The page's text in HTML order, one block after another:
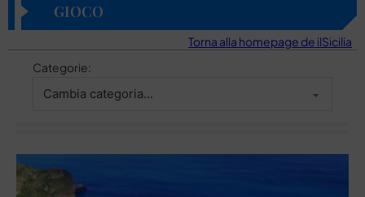
GIOCO
Torna alla homepage de ilSicilia
Categorie: